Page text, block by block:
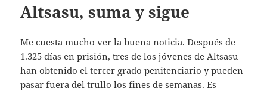
Altsasu, suma y sigue
Me cuesta mucho ver la buena noticia. Después de
1.325 días en prisión, tres de los jóvenes de Altsasu
han obtenido el tercer grado penitenciario y pueden
pasar fuera del trullo los fines de semanas. Es